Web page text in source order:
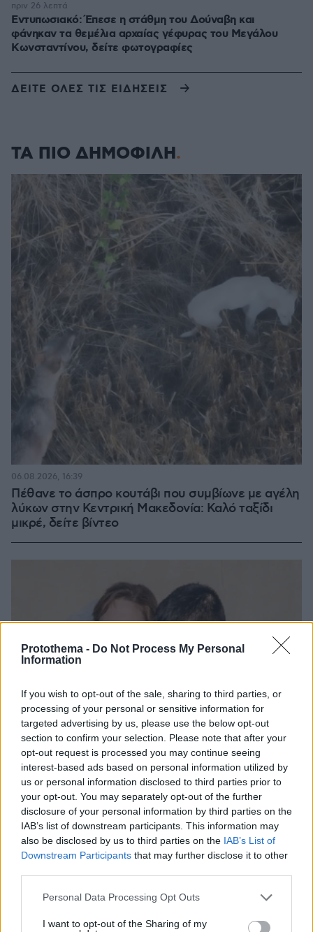
Protothema - Do Not Process My Personal
Information
If you wish to opt-out of the sale, sharing to third parties, or
processing of your personal or sensitive information for
targeted advertising by us, please use the below opt-out
section to confirm your selection. Please note that after your
opt-out request is processed you may continue seeing
interest-based ads based on personal information utilized by
us or personal information disclosed to third parties prior to
your opt-out. You may separately opt-out of the further
disclosure of your personal information by third parties on the
IAB’s list of downstream participants. This information may
also be disclosed by us to third parties on the IAB’s List of
Downstream Participants that may further disclose it to other
Please note that this website/app uses one or more Google
not limited to your visit or usage behaviour. You may click to
Personal Data Processing Opt Outs
I want to opt-out of the Sharing of my
Εντυπωσιακό: Έπεσε η στάθμη του Δούναβη και
φάνηκαν τα θεμέλια αρχαίας γέφυρας του Μεγάλου
Κωνσταντίνου, δείτε φωτογραφίες
πριν 26 λεπτά
ΔΕΙΤΕ ΟΛΕΣ ΤΙΣ ΕΙΔΗΣΕΙΣ
ΤΑ ΠΙΟ ΔΗΜΟΦΙΛΗ
Πέθανε το άσπρο κουτάβι που συμβίωνε με αγέλη
λύκων στην Κεντρική Μακεδονία: Καλό ταξίδι
μικρέ, δείτε βίντεο
06.08.2026, 16:39
Η απουσία μέσα στη νύχτα και η λεπτομέρεια στα
μηνύματα: Πώς η σύζυγος του Αφγανού ξεκίνησε
Βρετανίδας στην Κυψέλη